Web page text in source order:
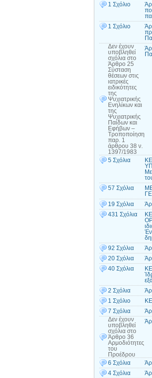
1 Σχόλιο
1 Σχόλιο
Δεν έχουν
υποβληθεί
σχόλια στο
Άρθρο 25
Σύσταση
θέσεων στις
ιατρικές
ειδικότητες
της
Ψυχιατρικής
Ενηλίκων και
της
Ψυχιατρικής
Παίδων και
Εφήβων –
Τροποποίηση
παρ. 1
άρθρου 38 ν.
1397/1983
5 Σχόλια
57 Σχόλια
19 Σχόλια
431 Σχόλια
92 Σχόλια
20 Σχόλια
40 Σχόλια
2 Σχόλια
1 Σχόλιο
7 Σχόλια
Δεν έχουν
υποβληθεί
σχόλια στο
Άρθρο 36
Αρμοδιότητες
του
Προέδρου
6 Σχόλια
4 Σχόλια